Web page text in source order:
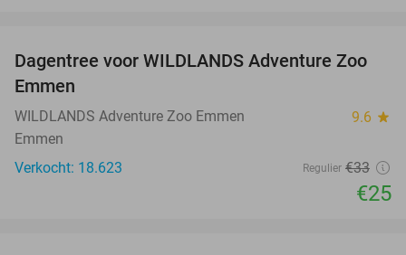
24%
Dagentree voor WILDLANDS Adventure Zoo
Emmen
WILDLANDS Adventure Zoo Emmen 9.6 star
Emmen
Verkocht: 18.623
Regulier €33
€25